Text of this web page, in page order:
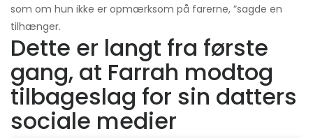
som om hun ikke er opmærksom på farerne, ”sagde en
tilhænger.
Dette er langt fra første
gang, at Farrah modtog
tilbageslag for sin datters
sociale medier